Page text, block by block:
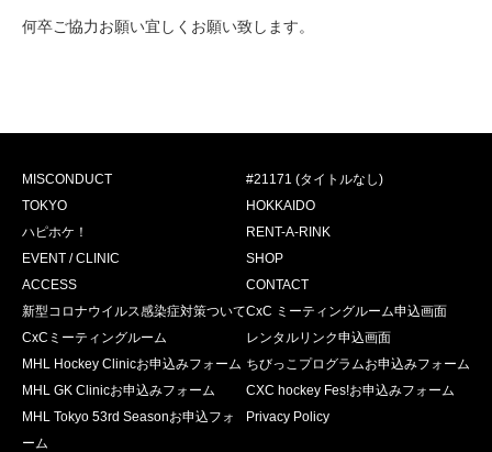
何卒ご協力お願い宜しくお願い致します。
MISCONDUCT
#21171 (タイトルなし)
TOKYO
HOKKAIDO
ハピホケ！
RENT-A-RINK
EVENT / CLINIC
SHOP
ACCESS
CONTACT
新型コロナウイルス感染症対策ついてCxC ミーティングルーム申込画面
CxCミーティングルーム
レンタルリンク申込画面
MHL Hockey Clinicお申込みフォーム ちびっこプログラムお申込みフォーム
MHL GK Clinicお申込みフォーム
CXC hockey Fes!お申込みフォーム
MHL Tokyo 53rd Seasonお申込フォ
ーム
Privacy Policy